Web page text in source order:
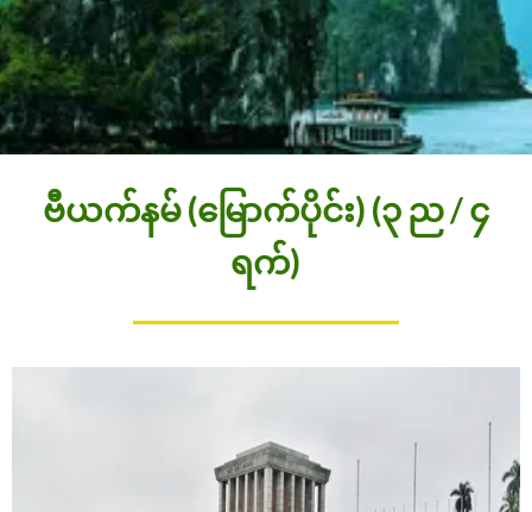
ဗီယက်နမ် (မြောက်ပိုင်း) (၃ ည / ၄
ရက်)